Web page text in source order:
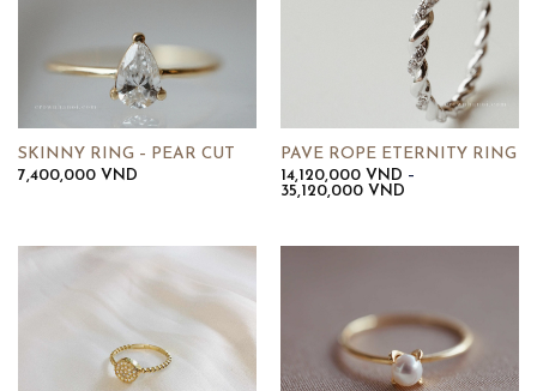
SKINNY RING – PEAR CUT
7,400,000 VND
PAVE ROPE ETERNITY RING
14,120,000 VND –
35,120,000 VNDKhoảng